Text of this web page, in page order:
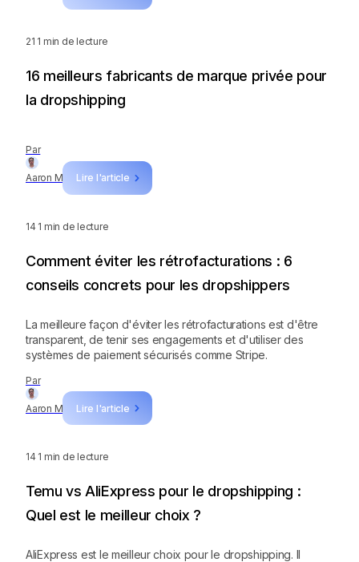
21 1 min de lecture
Par
Aaron M Lire l'article
16 meilleurs fabricants de marque privée pour
la dropshipping
14 1 min de lecture
Par
Aaron M Lire l'article
Comment éviter les rétrofacturations : 6
conseils concrets pour les dropshippers
La meilleure façon d'éviter les rétrofacturations est d'être
transparent, de tenir ses engagements et d'utiliser des
systèmes de paiement sécurisés comme Stripe.
14 1 min de lecture
Temu vs AliExpress pour le dropshipping :
Quel est le meilleur choix ?
AliExpress est le meilleur choix pour le dropshipping. Il